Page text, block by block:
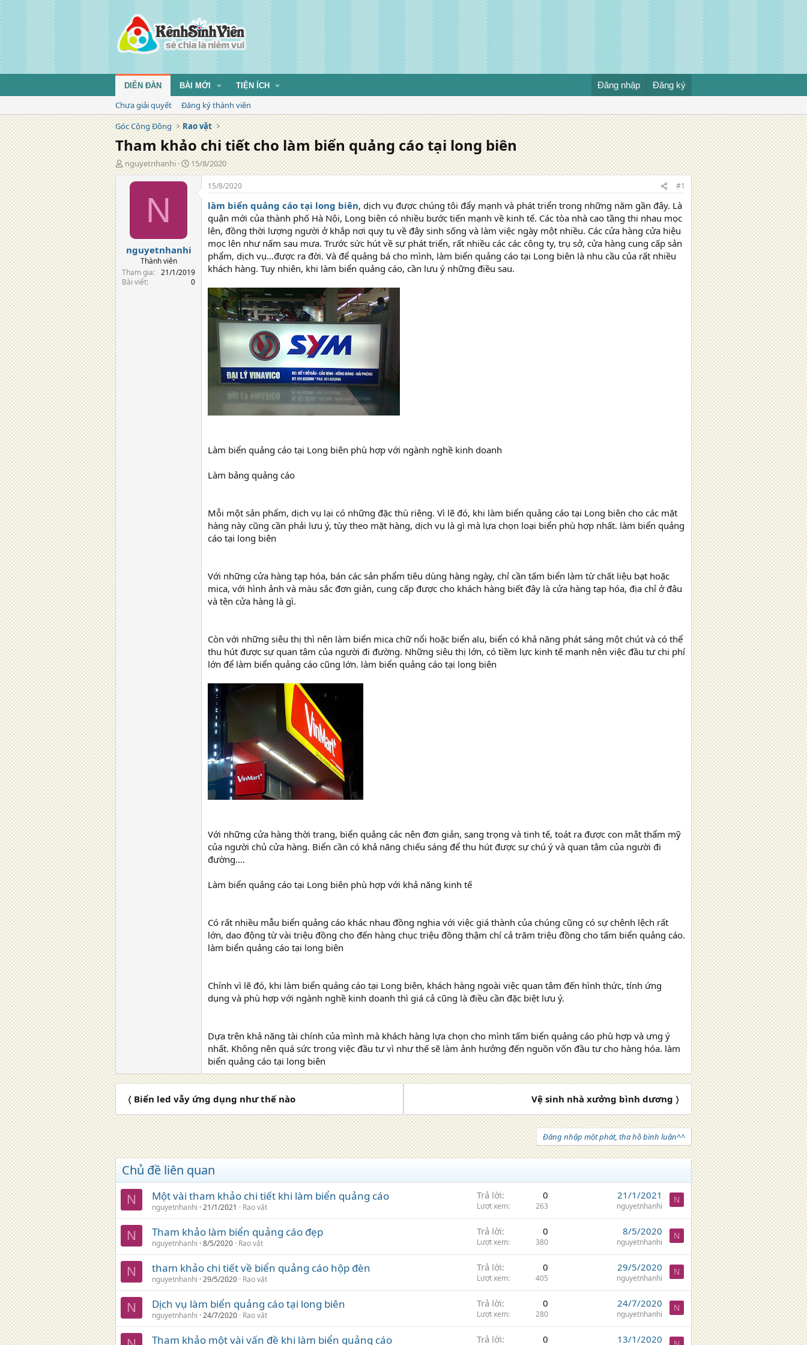
DIỄN ĐÀN BÀI MỚI TIỆN ÍCH Đăng nhập Đăng ký
Chưa giải quyết
Đăng ký thành viên
Góc Cộng Đồng
Rao vặt
Tham khảo chi tiết cho làm biển quảng cáo tại long biên
T
á
nguyetnhanhi
N
g
15/8/2020
N
nguyetnhanhi
Thành viên
Tham gia
21/1/2019
Bài viết
0
15/8/2020 #1
làm biển quảng cáo tại long biên, dịch vụ được chúng tôi đẩy mạnh và phát triển trong những năm gần đây. Là
quận mới của thành phố Hà Nội, Long biên có nhiều bước tiến mạnh về kinh tế. Các tòa nhà cao tầng thi nhau mọc
lên, đồng thời lượng người ở khắp nơi quy tụ về đây sinh sống và làm việc ngày một nhiều. Các cửa hàng cửa hiệu
mọc lên như nấm sau mưa. Trước sức hút về sự phát triển, rất nhiều các các công ty, trụ sở, cửa hàng cung cấp sản
phẩm, dịch vụ…được ra đời. Và để quảng bá cho mình, làm biển quảng cáo tại Long biên là nhu cầu của rất nhiều
khách hàng. Tuy nhiên, khi làm biển quảng cáo, cần lưu ý những điều sau.
Làm biển quảng cáo tại Long biên phù hợp với ngành nghề kinh doanh
Làm bảng quảng cáo
Mỗi một sản phẩm, dịch vụ lại có những đặc thù riêng. Vì lẽ đó, khi làm biển quảng cáo tại Long biên cho các mặt
hàng này cũng cần phải lưu ý, tùy theo mặt hàng, dịch vụ là gì mà lựa chọn loại biển phù hợp nhất. làm biển quảng
cáo tại long biên
Với những cửa hàng tạp hóa, bán các sản phẩm tiêu dùng hàng ngày, chỉ cần tấm biển làm từ chất liệu bạt hoặc
mica, với hình ảnh và màu sắc đơn giản, cung cấp được cho khách hàng biết đây là cửa hàng tạp hóa, địa chỉ ở đâu
và tên cửa hàng là gì.
Còn với những siêu thị thì nên làm biển mica chữ nổi hoặc biển alu, biển có khả năng phát sáng một chút và có thể
thu hút được sự quan tâm của người đi đường. Những siêu thị lớn, có tiềm lực kinh tế mạnh nên việc đầu tư chi phí
lớn để làm biển quảng cáo cũng lớn. làm biển quảng cáo tại long biên
Với những cửa hàng thời trang, biển quảng các nên đơn giản, sang trọng và tinh tế, toát ra được con mắt thẩm mỹ
của người chủ cửa hàng. Biển cần có khả năng chiếu sáng để thu hút được sự chú ý và quan tâm của người đi
đường….
Làm biển quảng cáo tại Long biên phù hợp với khả năng kinh tế
Có rất nhiều mẫu biển quảng cáo khác nhau đồng nghia với việc giá thành của chúng cũng có sự chênh lệch rất
lớn, dao động từ vài triệu đồng cho đến hàng chục triệu đồng thậm chí cả trăm triệu đồng cho tấm biển quảng cáo.
làm biển quảng cáo tại long biên
Chính vì lẽ đó, khi làm biển quảng cáo tại Long biên, khách hàng ngoài việc quan tâm đến hình thức, tính ứng
dụng và phù hợp với ngành nghề kinh doanh thì giá cả cũng là điều cần đặc biệt lưu ý.
Dựa trên khả năng tài chính của mình mà khách hàng lựa chọn cho mình tấm biển quảng cáo phù hợp và ưng ý
nhất. Không nên quá sức trong việc đầu tư vì như thế sẽ làm ảnh hưởng đến nguồn vốn đầu tư cho hàng hóa. làm
biển quảng cáo tại long biên
〈 Biển led vẫy ứng dụng như thế nào Vệ sinh nhà xưởng bình dương 〉
Đăng nhập một phát, tha hồ bình luận^^
Chủ đề liên quan
N Một vài tham khảo chi tiết khi làm biển quảng cáo
nguyetnhanhi 21/1/2021 Rao vặt
Trả lời 0
Lượt xem 263
21/1/2021
nguyetnhanhi
N
N Tham khảo làm biển quảng cáo đẹp
nguyetnhanhi 8/5/2020 Rao vặt
Trả lời 0
Lượt xem 380
8/5/2020
nguyetnhanhi
N
N tham khảo chi tiết về biển quảng cáo hộp đèn
nguyetnhanhi 29/5/2020 Rao vặt
Trả lời 0
Lượt xem 405
29/5/2020
nguyetnhanhi
N
N Dịch vụ làm biển quảng cáo tại long biên
nguyetnhanhi 24/7/2020 Rao vặt
Trả lời 0
Lượt xem 280
24/7/2020
nguyetnhanhi
N
Tham khảo một vài vấn đề khi làm biển quảng cáo Trả lời 0 13/1/2020